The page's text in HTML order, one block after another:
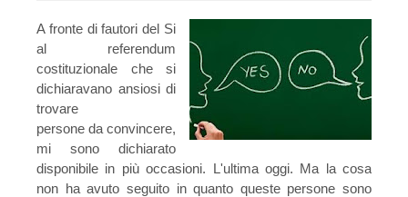
A fronte di fautori del Si
al referendum
costituzionale che si
dichiaravano ansiosi di
trovare
persone da convincere,
mi sono dichiarato
disponibile in più occasioni. L'ultima oggi. Ma la cosa
non ha avuto seguito in quanto queste persone sono